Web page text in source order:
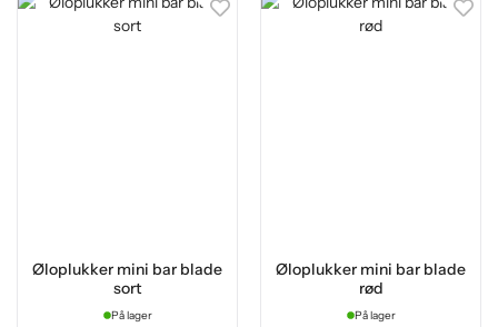
Øloplukker mini bar blade
sort
På lager
Øloplukker mini bar blade
rød
På lager